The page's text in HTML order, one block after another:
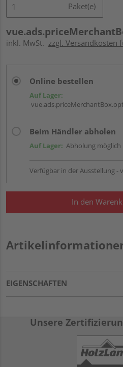
Paket(e)
inkl. MwSt. zzgl. Versandkosten
Online bestellen
Auf Lager:
Beim Händler abholen
Auf Lager: Abholung möglich
Verfügbar in der Ausstellung -
In den
EIGENSCHAFTEN
Unsere